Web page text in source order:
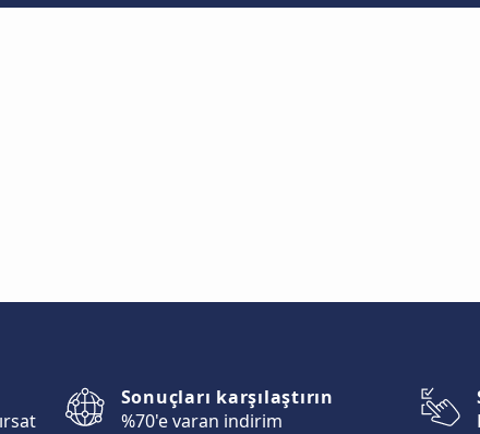
Sonuçları karşılaştırın
%70'e varan indirim